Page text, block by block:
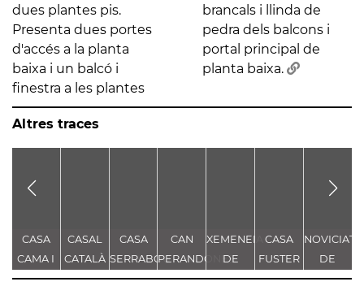
dues plantes pis.
Presenta dues portes
d'accés a la planta
baixa i un balcó i
finestra a les plantes
brancals i llinda de
pedra dels balcons i
portal principal de
planta baixa.
Altres traces
CASA
CAMA I
ESCURRA
CASAL
CATALÀ
CASA
SERRABOU
CAN
PERANDONES
- CASA
XEMENEIA
DE
L'ANTIGA
CASA
FUSTER
NOVICIAT
DE
NOSTRA